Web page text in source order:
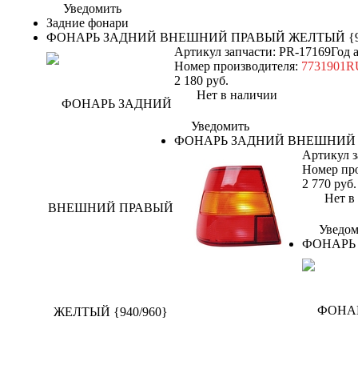
Уведомить
Задние фонари
ФОНАРЬ ЗАДНИЙ ВНЕШНИЙ ПРАВЫЙ ЖЕЛТЫЙ
Артикул запчасти: PR-17169Год
Номер производителя:
2 180 руб.
Нет в наличии
Уведомить
ФОНАРЬ ЗАДНИЙ ВНЕШНИЙ
Артикул
Номер
2 770 руб.
Нет в
ФОНАРЬ